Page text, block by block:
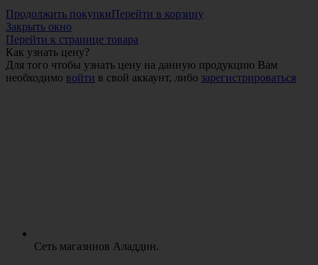
Продолжить покупкиПерейти в корзину
Закрыть окно
Перейти к странице товара
Как узнать цену?
Для того чтобы узнать цену на данную продукцию Вам
необходимо войти в свой аккаунт, либо зарегистрироваться
Сеть магазинов Аладдин.